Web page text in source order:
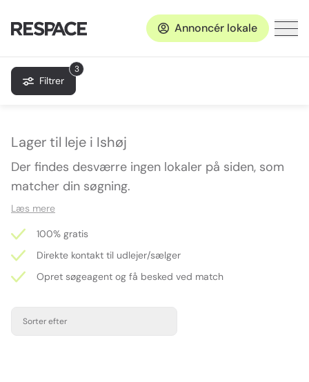
Annoncér lokale
3
Filtrer
Lager til leje i Ishøj
Der findes desværre ingen lokaler på siden, som
matcher din søgning.
Læs mere
100% gratis
Direkte kontakt til udlejer/sælger
Opret søgeagent og få besked ved match
Sorter efter